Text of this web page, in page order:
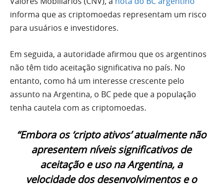
informa que as criptomoedas representam um risco
para usuários e investidores.
Em seguida, a autoridade afirmou que os argentinos
não têm tido aceitação significativa no país. No
entanto, como há um interesse crescente pelo
assunto na Argentina, o BC pede que a população
tenha cautela com as criptomoedas.
“Embora os ‘cripto ativos’ atualmente não
apresentem níveis significativos de
aceitação e uso na Argentina, a
velocidade dos desenvolvimentos e o